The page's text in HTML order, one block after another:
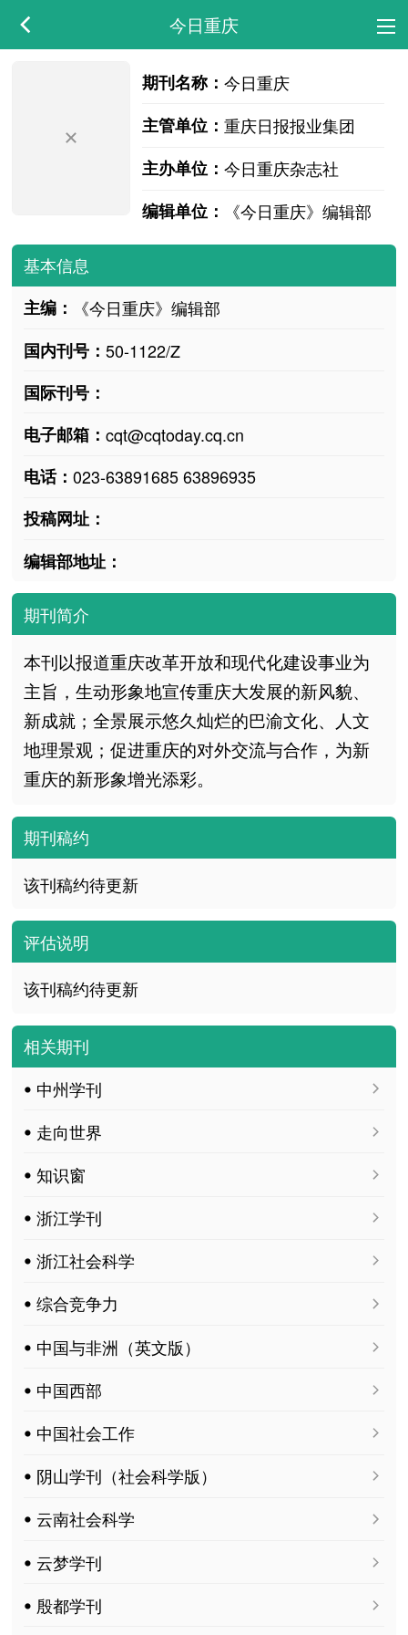
今日重庆
期刊名称： 今日重庆
主管单位： 重庆日报报业集团
主办单位： 今日重庆杂志社
编辑单位：
《今日重庆》编辑部
基本信息
主编：
《今日重庆》编辑部
国内刊号： 50-1122/Z
国际刊号：
电子邮箱： cqt@cqtoday.cq.cn
电话： 023-63891685 63896935
投稿网址：
编辑部地址：
期刊简介
本刊以报道重庆改革开放和现代化建设事业为
主旨，生动形象地宣传重庆大发展的新风貌、
新成就；全景展示悠久灿烂的巴渝文化、人文
地理景观；促进重庆的对外交流与合作，为新
重庆的新形象增光添彩。
期刊稿约
该刊稿约待更新
评估说明
该刊稿约待更新
相关期刊
ꔷ 中州学刊
ꔷ 走向世界
ꔷ 知识窗
ꔷ 浙江学刊
ꔷ 浙江社会科学
ꔷ 综合竞争力
ꔷ 中国与非洲（英文版）
ꔷ 中国西部
ꔷ 中国社会工作
ꔷ 阴山学刊（社会科学版）
ꔷ 云南社会科学
ꔷ 云梦学刊
ꔷ 殷都学刊